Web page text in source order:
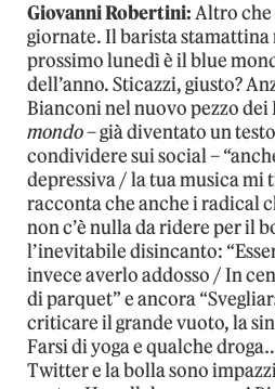
Giovanni Robertini:Altro che
giornate. Il barista
prossimo lunedì è il blue
dell’anno. Sticazzi, giusto?
Bianconi nel nuovo pezzo dei
mondo– già diventato un
condividere sui social –
depressiva / la tua musica mi
racconta che anche i radical
non c’è nulla da ridere per il
l’inevitabile disincanto:
invece averlo addosso / In
di parquet” e ancora
criticare il grande vuoto, la
Farsi di yoga e qualche
Twitter e la bolla sono